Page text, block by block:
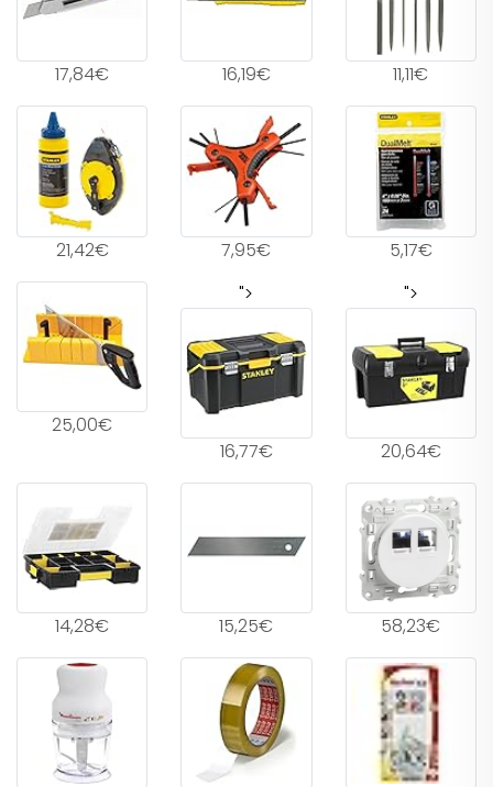
17,84€ 16,19€ 11,11€
21,42€ 7,95€ 5,17€
25,00€
">
16,77€
">
20,64€
14,28€ 15,25€ 58,23€